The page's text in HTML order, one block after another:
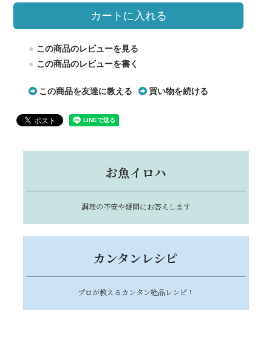
カートに入れる
この商品のレビューを見る
この商品のレビューを書く
この商品を友達に教える 買い物を続ける
お魚イロハ
調理の不安や疑問にお答えします
カンタンレシピ
プロが教えるカンタン絶品レシピ！